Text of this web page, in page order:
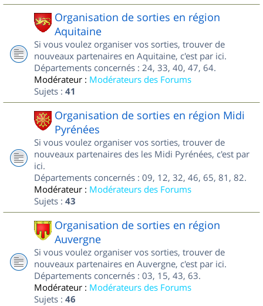
Organisation de sorties en région
Aquitaine
Si vous voulez organiser vos sorties, trouver de
nouveaux partenaires en Aquitaine, c'est par ici.
Départements concernés : 24, 33, 40, 47, 64.
Modérateur : Modérateurs des Forums
Sujets : 41
Organisation de sorties en région Midi
Pyrénées
Si vous voulez organiser vos sorties, trouver de
nouveaux partenaires des les Midi Pyrénées, c'est par
ici.
Départements concernés : 09, 12, 32, 46, 65, 81, 82.
Modérateur : Modérateurs des Forums
Sujets : 43
Organisation de sorties en région
Auvergne
Si vous voulez organiser vos sorties, trouver de
nouveaux partenaires en Auvergne, c'est par ici.
Départements concernés : 03, 15, 43, 63.
Modérateur : Modérateurs des Forums
Sujets : 46